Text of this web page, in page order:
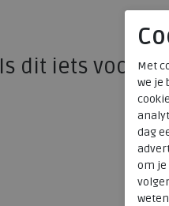
Is dit iets voor u?
Met
we je
dag
om je